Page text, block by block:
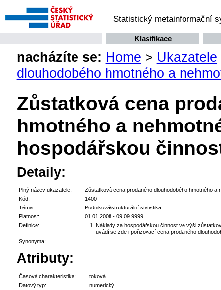
Statistický metainformační
Klasifikace
nacházíte se: Home > Ukazatele
dlouhodobého hmotného a
Zůstatková cena
hmotného a
hospodářskou
Detaily:
Plný název ukazatele:
Zůstatková cena prodaného dlouhodobého hmotného a
Kód:
1400
Téma:
Podniková/strukturální statistika
Platnost:
01.01.2008 - 09.09.9999
Definice:
Náklady za hospodářskou činnost ve výši
uvádí se zde i pořizovací cena prodaného
Synonyma:
Atributy:
Časová charakteristika:
toková
Datový typ:
numerický